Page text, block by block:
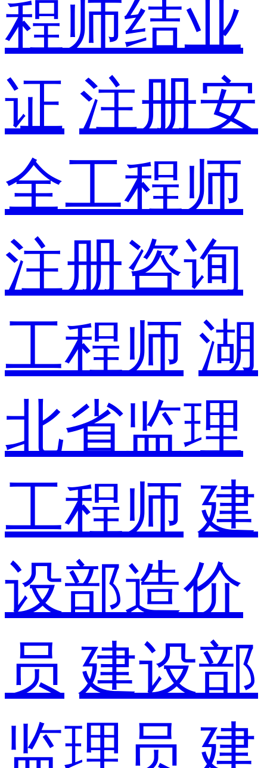
程师结业
证 注册安
全工程师
注册咨询
工程师 湖
北省监理
工程师 建
设部造价
员 建设部
监理员 建